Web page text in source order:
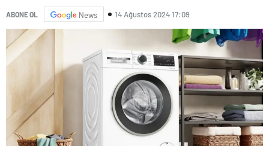
ABONE OL News 14 Ağustos 2024 17:09